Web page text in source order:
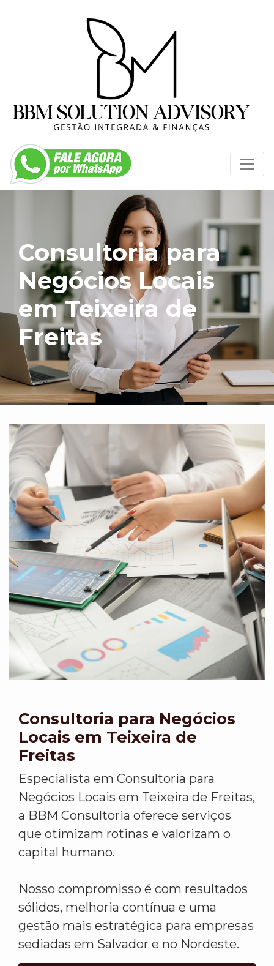
Consultoria para
Negócios Locais
em Teixeira de
Freitas
Consultoria para Negócios
Locais em Teixeira de
Freitas
Especialista em Consultoria para
Negócios Locais em Teixeira de Freitas,
a BBM Consultoria oferece serviços
que otimizam rotinas e valorizam o
capital humano.
Nosso compromisso é com resultados
sólidos, melhoria contínua e uma
gestão mais estratégica para empresas
sediadas em Salvador e no Nordeste.